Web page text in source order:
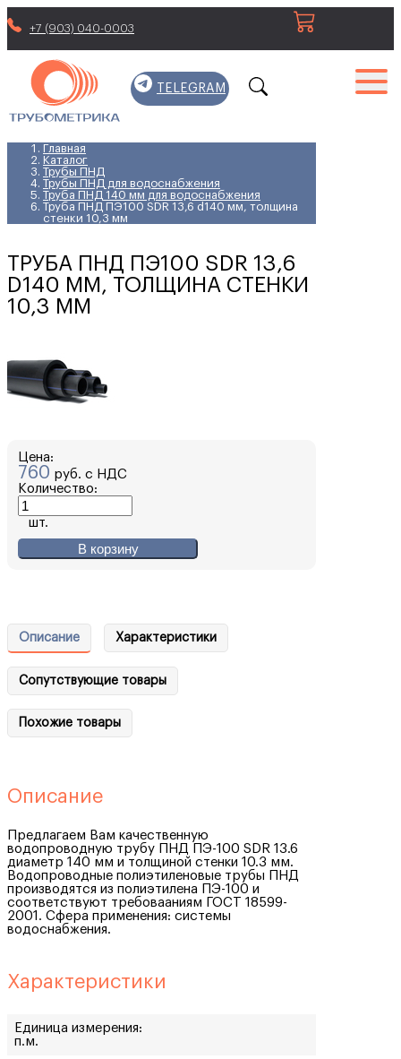
+7 (903) 040-0003
TELEGRAM
Главная
Каталог
Трубы ПНД
Трубы ПНД для водоснабжения
Труба ПНД 140 мм для водоснабжения
Труба ПНД ПЭ100 SDR 13,6 d140 мм, толщина
стенки 10,3 мм
ТРУБА ПНД ПЭ100 SDR 13,6
D140 ММ, ТОЛЩИНА СТЕНКИ
10,3 ММ
Цена:
760 руб. с НДС
Количество:
шт.
В корзину
Описание Характеристики
Сопутствующие товары
Похожие товары
Описание
Предлагаем Вам качественную
водопроводную трубу ПНД ПЭ-100 SDR 13.6
диаметр 140 мм и толщиной стенки 10.3 мм.
Водопроводные полиэтиленовые трубы ПНД
производятся из полиэтилена ПЭ-100 и
соответствуют требовааниям ГОСТ 18599-
2001. Сфера применения: системы
водоснабжения.
Характеристики
Единица измерения:
п.м.